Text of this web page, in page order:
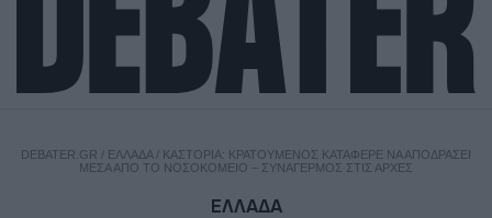
DEBATER.GR / ΕΛΛΑΔΑ/ ΚΑΣΤΟΡΙΆ: ΚΡΑΤΟΎΜΕΝΟΣ ΚΑΤΆΦΕΡΕ ΝΑ ΑΠΟΔΡΆΣΕΙ
ΜΈΣΑ ΑΠΌ ΤΟ ΝΟΣΟΚΟΜΕΊΟ – ΣΥΝΑΓΕΡΜΌΣ ΣΤΙΣ ΑΡΧΈΣ
ΕΛΛΑΔΑ